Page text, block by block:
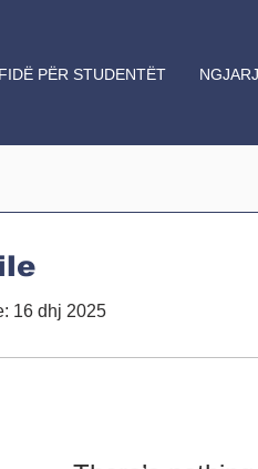
PËR STUDENTËT
16 dhj 2025